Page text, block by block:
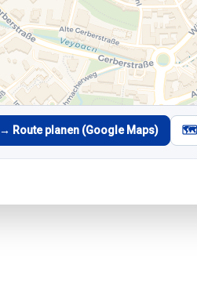
→ Route planen (Google Maps) 🗺️